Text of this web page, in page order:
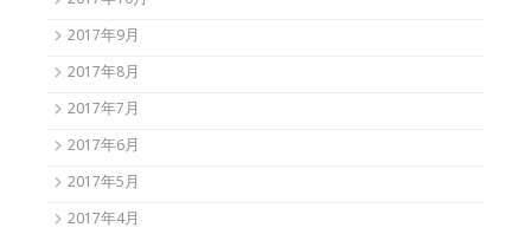
2017年9月
2017年8月
2017年7月
2017年6月
2017年5月
2017年4月